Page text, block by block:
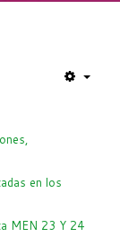
en los
MEN 23 Y 24